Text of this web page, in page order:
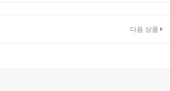
다음 상품